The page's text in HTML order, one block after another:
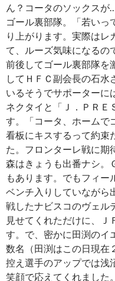
ん？コータのソックスが
ゴール裏部隊。「若いっ
り上がります。実際はレ
て、ルーズ気味になるの
前後してゴール裏部隊を
してＨＦＣ副会長の石水
いるそうでサポーターに
ネクタイと「Ｊ．ＰＲＥ
す。「コータ、ホームで
看板にキスするって約束
た。フロンターレ戦に期
森はきょうも出番ナシ。
もあります。でもフィー
ベンチ入りしていながら
戦したナビスコのヴェル
見せてくれただけに、Ｊ
す。で、密かに田渕のイ
数名（田渕はこの日現在
控え選手のアップでは浅
笑顔で応えてくれました。